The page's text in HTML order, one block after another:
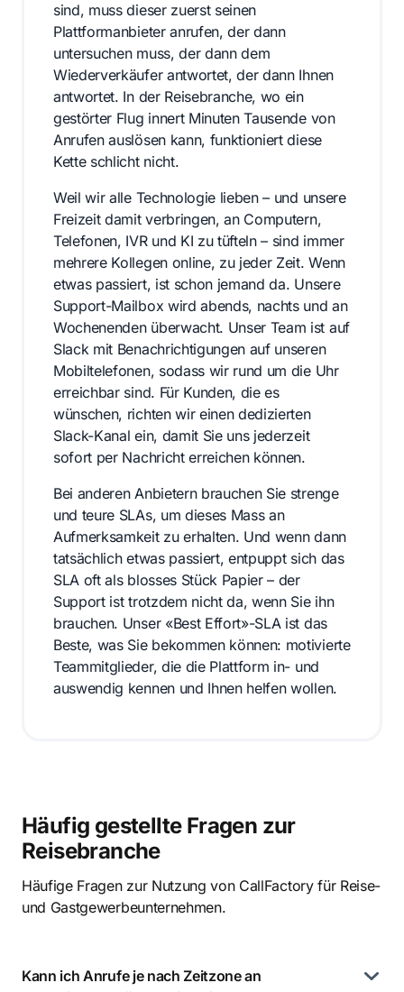
sind, muss dieser zuerst seinen
Plattformanbieter anrufen, der dann
untersuchen muss, der dann dem
Wiederverkäufer antwortet, der dann Ihnen
antwortet. In der Reisebranche, wo ein
gestörter Flug innert Minuten Tausende von
Anrufen auslösen kann, funktioniert diese
Kette schlicht nicht.
Weil wir alle Technologie lieben – und unsere
Freizeit damit verbringen, an Computern,
Telefonen, IVR und KI zu tüfteln – sind immer
mehrere Kollegen online, zu jeder Zeit. Wenn
etwas passiert, ist schon jemand da. Unsere
Support-Mailbox wird abends, nachts und an
Wochenenden überwacht. Unser Team ist auf
Slack mit Benachrichtigungen auf unseren
Mobiltelefonen, sodass wir rund um die Uhr
erreichbar sind. Für Kunden, die es
wünschen, richten wir einen dedizierten
Slack-Kanal ein, damit Sie uns jederzeit
sofort per Nachricht erreichen können.
Bei anderen Anbietern brauchen Sie strenge
und teure SLAs, um dieses Mass an
Aufmerksamkeit zu erhalten. Und wenn dann
tatsächlich etwas passiert, entpuppt sich das
SLA oft als blosses Stück Papier – der
Support ist trotzdem nicht da, wenn Sie ihn
brauchen. Unser «Best Effort»-SLA ist das
Beste, was Sie bekommen können: motivierte
Teammitglieder, die die Plattform in- und
auswendig kennen und Ihnen helfen wollen.
Häufig gestellte Fragen zur
Reisebranche
Häufige Fragen zur Nutzung von CallFactory für Reise-
und Gastgewerbeunternehmen.
Kann ich Anrufe je nach Zeitzone an